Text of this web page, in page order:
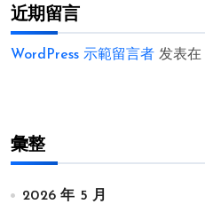
近期留言
WordPress 示範留言者 发表在
彙整
2026 年 5 月